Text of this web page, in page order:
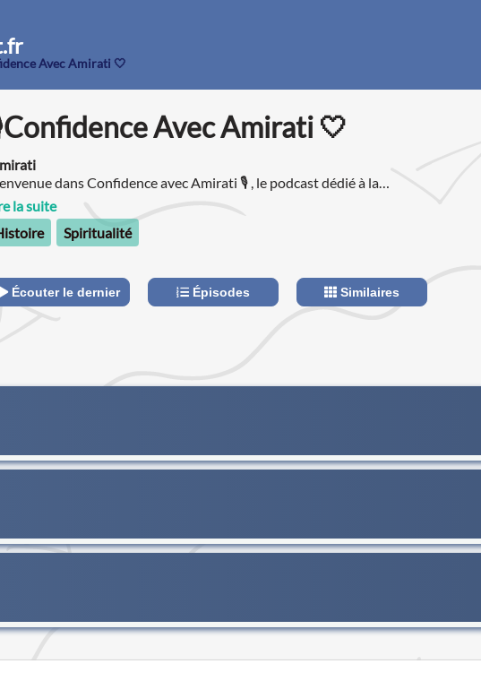
Avec Amirati 🤍
Avec Amirati 🤍
dans Confidence avec Amirati 🎙️ , le podcast dédié à la
musulmane.
la suite
Spiritualité
Écouter le dernier Épisodes Similaires